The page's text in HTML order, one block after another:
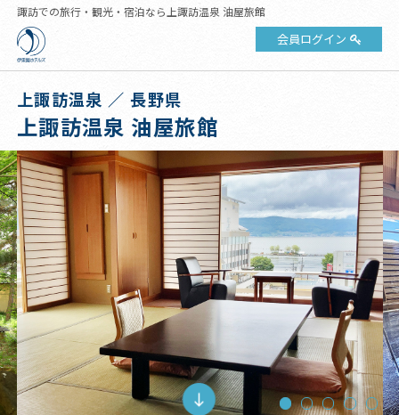
諏訪での旅行・観光・宿泊なら上諏訪温泉 油屋旅館
会員ログイン
上諏訪温泉 ／ 長野県
上諏訪温泉 油屋旅館